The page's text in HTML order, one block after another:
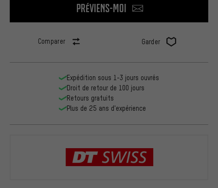
Préviens-moi
Comparer Garder
Expédition sous 1-3 jours ouvrés
Droit de retour de 100 jours
Retours gratuits
Plus de 25 ans d'expérience
DT Swiss